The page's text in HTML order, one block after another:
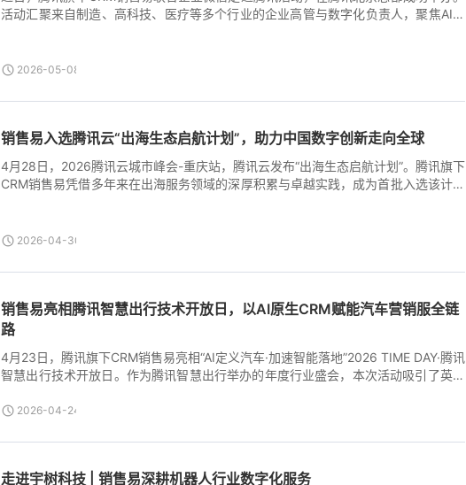
活动汇聚来自制造、高科技、医疗等多个行业的企业高管与数字化负责人，聚焦AI技
迭代，为营销、销售、服务等环节带来前所未有的想象空间；另一方面，大量企业陷
“最后一公里”断点。如何让AI真正驱动增长，而不是增加负担，成为摆在每一家企业
2026-05-08T01:57:39+00:00
销售易入选腾讯云“出海生态启航计划”，助力中国数字创新走向全球
4月28日，2026腾讯云城市峰会-重庆站，腾讯云发布“出海生态启航计划”。腾讯旗下
CRM销售易凭借多年来在出海服务领域的深厚积累与卓越实践，成为首批入选该计划
云出海生态平台，赋能伙伴，共同服务企业出海及全球化业务。 多年来，销售易积极
个境内外节点，构筑起全球网络加速服务，以国际化的产品架构和技术底座为全球化
[...]
2026-04-30T02:19:31+00:00
销售易亮相腾讯智慧出行技术开放日，以AI原生CRM赋能汽车营销服全链
路
4月23日，腾讯旗下CRM销售易亮相“AI定义汽车·加速智能落地”2026 TIME DAY·腾讯
智慧出行技术开放日。作为腾讯智慧出行举办的年度行业盛会，本次活动吸引了英伟
享面向智能化时代的战略思考与实战经验。 [...]
2026-04-24T05:48:59+00:00
走进宇树科技 | 销售易深耕机器人行业数字化服务